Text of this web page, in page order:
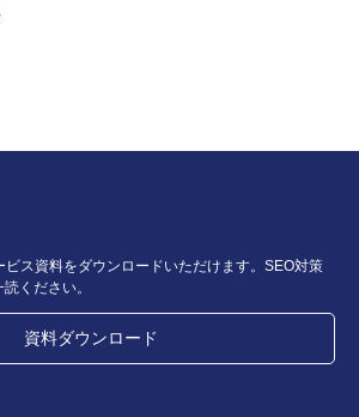
ス資料をダウンロードいただけます。SEO対策
ください。
資料ダウンロード